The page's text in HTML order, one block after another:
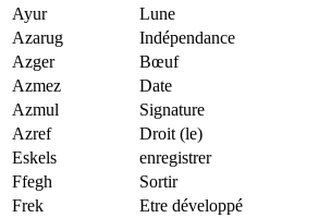
Ayur
Lune
Azarug
Indépendance
Azger
Bœuf
Azmez
Date
Azmul
Signature
Azref
Droit (le)
Eskels
enregistrer
Ffegh
Sortir
Frek
Etre développé